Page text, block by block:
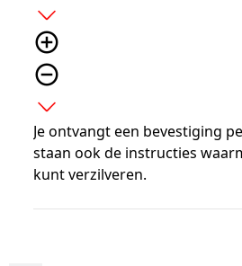
add
add_circle_outline
remove_circle_outline
expand_more
Je ontvangt een bevestiging
staan ook de instructies
kunt verzilveren.